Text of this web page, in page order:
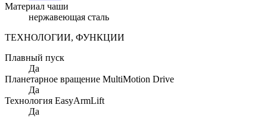
Материал чаши
нержавеющая сталь
ТЕХНОЛОГИИ, ФУНКЦИИ
Плавный пуск
Да
Планетарное вращение MultiMotion Drive
Да
Технология EasyArmLift
Да